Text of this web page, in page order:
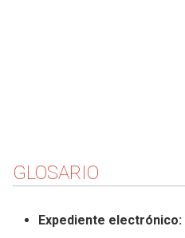
GLOSARIO
Expediente electrónico: